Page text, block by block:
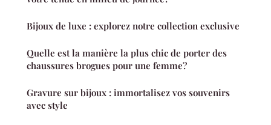
Bijoux de luxe : explorez notre collection exclusive
Quelle est la manière la plus chic de porter des
chaussures brogues pour une femme?
Gravure sur bijoux : immortalisez vos souvenirs
avec style